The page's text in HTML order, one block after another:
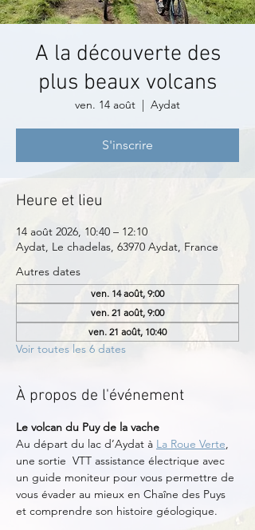
A la découverte des
plus beaux volcans
ven. 14 août
  |
Aydat
S'inscrire
Heure et lieu
14 août 2026, 10:40 – 12:10
Aydat, Le chadelas, 63970 Aydat, France
Autres dates
ven. 14 août, 9:00
ven. 21 août, 9:00
ven. 21 août, 10:40
Voir toutes les 6 dates
À propos de l'événement
Le volcan du Puy de la vache
Au départ du lac d’Aydat à La Roue Verte,
une sortie  VTT assistance électrique avec
un guide moniteur pour vous permettre de
vous évader au mieux en Chaîne des Puys
et comprendre son histoire géologique.